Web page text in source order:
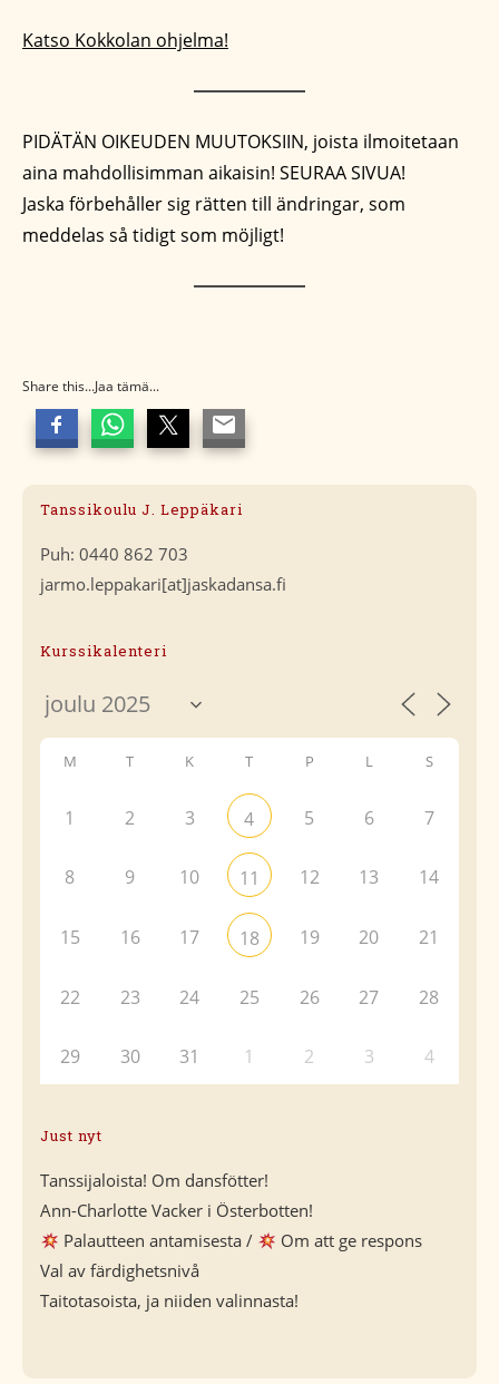
Katso Kokkolan ohjelma!
PIDÄTÄN OIKEUDEN MUUTOKSIIN, joista ilmoitetaan
aina mahdollisimman aikaisin! SEURAA SIVUA!
Jaska förbehåller sig rätten till ändringar, som
meddelas så tidigt som möjligt!
Share this...Jaa tämä...
Tanssikoulu J. Leppäkari
Puh: 0440 862 703
jarmo.leppakari[at]jaskadansa.fi
Kurssikalenteri
M T K T P L S
1 2 3 4 5 6 7
8 9 10 11 12 13 14
15 16 17 18 19 20 21
22 23 24 25 26 27 28
29 30 31 1 2 3 4
Just nyt
Tanssijaloista! Om dansfötter!
Ann-Charlotte Vacker i Österbotten!
Palautteen antamisesta /
Om att ge respons
Val av färdighetsnivå
Taitotasoista, ja niiden valinnasta!